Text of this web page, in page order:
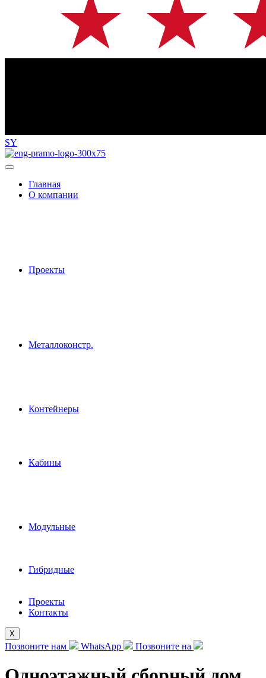
SY
Главная
О компании
Проекты
Металлоконстр.
Контейнеры
Кабины
Модульные
Гибридные
Проекты
Контакты
X
Позвоните нам WhatsApp Позвоните на